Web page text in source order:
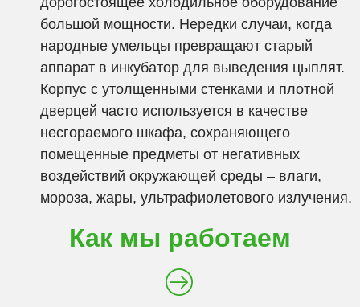
большой мощности. Нередки случаи, когда
народные умельцы превращают старый
аппарат в инкубатор для выведения цыплят.
Корпус с утолщенными стенками и плотной
дверцей часто используется в качестве
несгораемого шкафа, сохраняющего
помещенные предметы от негативных
воздействий окружающей среды – влаги,
мороза, жары, ультрафиолетового излучения.
Как мы работаем